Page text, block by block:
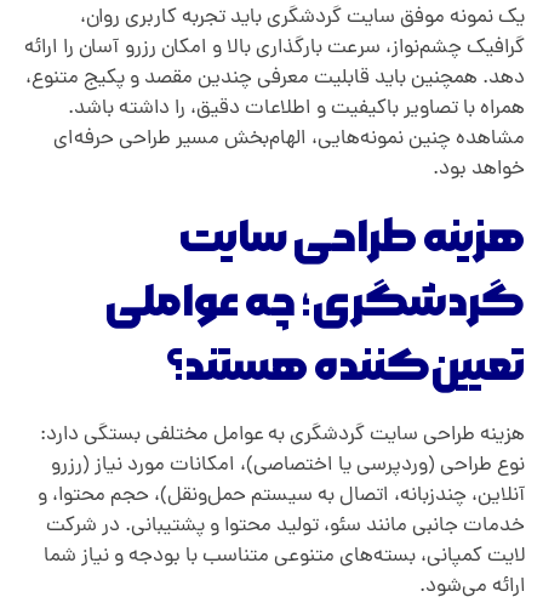
یک نمونه موفق سایت گردشگری باید تجربه کاربری روان،
گرافیک چشم‌نواز، سرعت بارگذاری بالا و امکان رزرو آسان را ارائه
دهد. همچنین باید قابلیت معرفی چندین مقصد و پکیج متنوع،
همراه با تصاویر باکیفیت و اطلاعات دقیق، را داشته باشد.
مشاهده چنین نمونه‌هایی، الهام‌بخش مسیر طراحی حرفه‌ای
خواهد بود.
هزینه طراحی سایت
گردشگری؛ چه عواملی
تعیین‌کننده هستند؟
هزینه طراحی سایت گردشگری به عوامل مختلفی بستگی دارد:
نوع طراحی (وردپرسی یا اختصاصی)، امکانات مورد نیاز (رزرو
آنلاین، چندزبانه، اتصال به سیستم حمل‌ونقل)، حجم محتوا، و
خدمات جانبی مانند سئو، تولید محتوا و پشتیبانی. در شرکت
لایت کمپانی، بسته‌های متنوعی متناسب با بودجه و نیاز شما
ارائه می‌شود.